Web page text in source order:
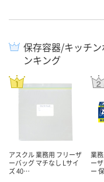
保存容器/キッチ
ンキング
アスクル 業務用 フリーザ
ーバッグ マチなし Lサイ
ズ 40…
業
ー
ー